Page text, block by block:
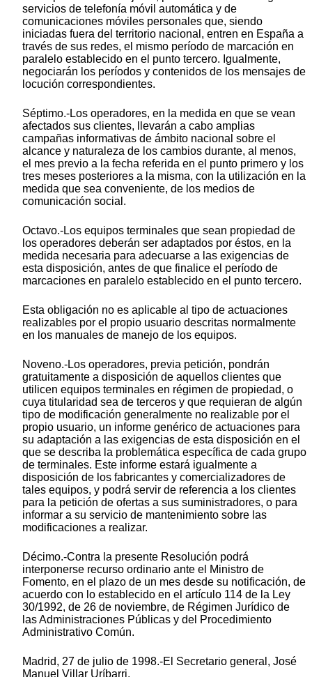
servicios de telefonía móvil automática y de
comunicaciones móviles personales que, siendo
iniciadas fuera del territorio nacional, entren en España a
través de sus redes, el mismo período de marcación en
paralelo establecido en el punto tercero. Igualmente,
negociarán los períodos y contenidos de los mensajes de
locución correspondientes.
Séptimo.-Los operadores, en la medida en que se vean
afectados sus clientes, llevarán a cabo amplias
campañas informativas de ámbito nacional sobre el
alcance y naturaleza de los cambios durante, al menos,
el mes previo a la fecha referida en el punto primero y los
tres meses posteriores a la misma, con la utilización en la
medida que sea conveniente, de los medios de
comunicación social.
Octavo.-Los equipos terminales que sean propiedad de
los operadores deberán ser adaptados por éstos, en la
medida necesaria para adecuarse a las exigencias de
esta disposición, antes de que finalice el período de
marcaciones en paralelo establecido en el punto tercero.
Esta obligación no es aplicable al tipo de actuaciones
realizables por el propio usuario descritas normalmente
en los manuales de manejo de los equipos.
Noveno.-Los operadores, previa petición, pondrán
gratuitamente a disposición de aquellos clientes que
utilicen equipos terminales en régimen de propiedad, o
cuya titularidad sea de terceros y que requieran de algún
tipo de modificación generalmente no realizable por el
propio usuario, un informe genérico de actuaciones para
su adaptación a las exigencias de esta disposición en el
que se describa la problemática específica de cada grupo
de terminales. Este informe estará igualmente a
disposición de los fabricantes y comercializadores de
tales equipos, y podrá servir de referencia a los clientes
para la petición de ofertas a sus suministradores, o para
informar a su servicio de mantenimiento sobre las
modificaciones a realizar.
Décimo.-Contra la presente Resolución podrá
interponerse recurso ordinario ante el Ministro de
Fomento, en el plazo de un mes desde su notificación, de
acuerdo con lo establecido en el artículo 114 de la Ley
30/1992, de 26 de noviembre, de Régimen Jurídico de
las Administraciones Públicas y del Procedimiento
Administrativo Común.
Madrid, 27 de julio de 1998.-El Secretario general, José
Manuel Villar Uríbarri.